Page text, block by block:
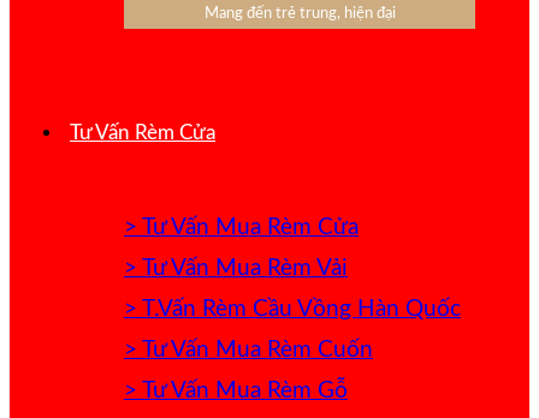
Mang đến trẻ trung, hiện đại
Tư Vấn Rèm Cửa
> Tư Vấn Mua Rèm Cửa
> Tư Vấn Mua Rèm Vải
> T.Vấn Rèm Cầu Vồng Hàn Quốc
> Tư Vấn Mua Rèm Cuốn
> Tư Vấn Mua Rèm Gỗ